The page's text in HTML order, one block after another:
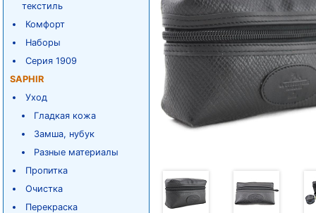
текстиль
Комфорт
Наборы
Серия 1909
SAPHIR
Уход
Гладкая кожа
Замша, нубук
Разные материалы
Пропитка
Очистка
Перекраска